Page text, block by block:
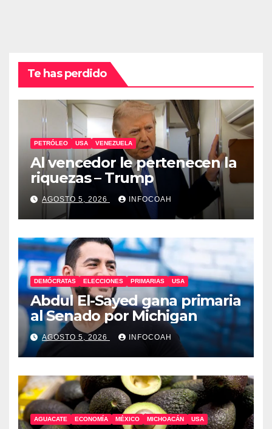
Te has perdido
PETRÓLEO USA VENEZUELA
Al vencedor le pertenecen la
riquezas – Trump
AGOSTO 5, 2026 INFOCOAH
DEMÓCRATAS ELECCIONES PRIMARIAS USA
Abdul El-Sayed gana primaria
al Senado por Michigan
AGOSTO 5, 2026 INFOCOAH
AGUACATE ECONOMÍA MÉXICO MICHOACÁN USA